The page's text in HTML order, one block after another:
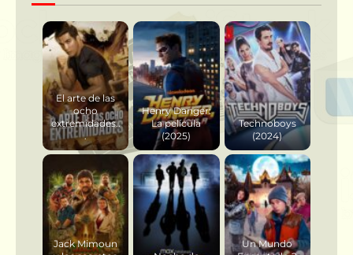
El arte de las
ocho
extremidades..
.
Henry Danger:
La película
(2025)
Technoboys
(2024)
Jack Mimoun
Un Mundo